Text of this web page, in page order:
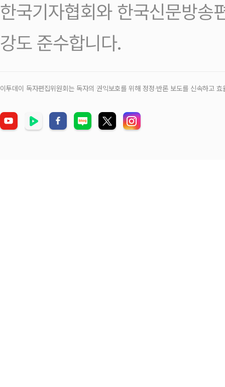
한국기자협회와 한국신문방송
강도 준수합니다.
이투데이 독자편집위원회는 독자의 권익보호를 위해 정정‧반론 보도를 신속하고